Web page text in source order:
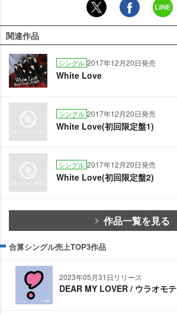
関連作品
シングル 2017年12月20日発売
White Love
シングル 2017年12月20日発売
White Love(初回限定盤1)
シングル 2017年12月20日発売
White Love(初回限定盤2)
作品一覧を見る
合算シングル売上TOP3作品
2023年05月31日リリース
DEAR MY LOVER / ウラオモテ